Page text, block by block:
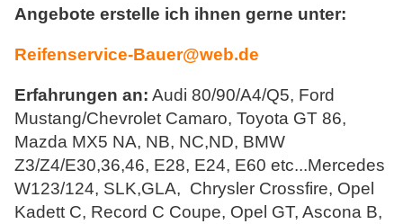
Angebote erstelle ich ihnen gerne unter:
Reifenservice-Bauer@web.de
Erfahrungen an: Audi 80/90/A4/Q5, Ford
Mustang/Chevrolet Camaro, Toyota GT 86,
Mazda MX5 NA, NB, NC,ND, BMW
Z3/Z4/E30,36,46, E28, E24, E60 etc...Mercedes
W123/124, SLK,GLA, Chrysler Crossfire, Opel
Kadett C, Record C Coupe, Opel GT, Ascona B,